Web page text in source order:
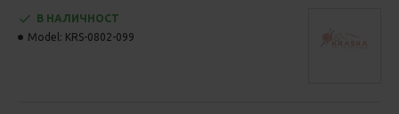
В НАЛИЧНОСТ
Model: KRS-0802-099